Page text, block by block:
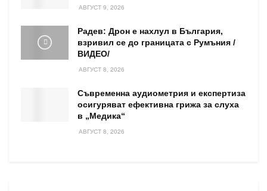
АВГУСТ 9, 2026
Радев: Дрон е нахлул в България,
взривил се до границата с Румъния /
ВИДЕО/
АВГУСТ 8, 2026
Съвременна аудиометрия и експертиза
осигуряват ефективна грижа за слуха
в „Медика“
АВГУСТ 8, 2026